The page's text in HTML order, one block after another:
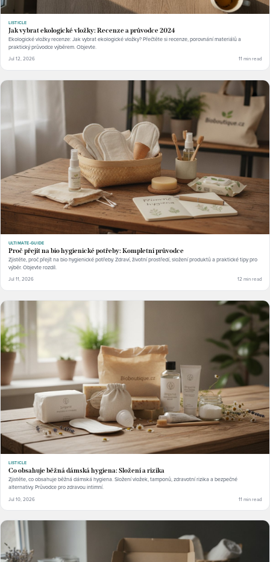
LISTICLE
Jak vybrat ekologické vložky: Recenze a průvodce 2024
Ekologické vložky recenze: Jak vybrat ekologické vložky? Přečtěte si recenze, porovnání materiálů a
praktický průvodce výběrem. Objevte.
Jul 12, 2026 11 min read
ULTIMATE-GUIDE
Proč přejít na bio hygienické potřeby: Kompletní průvodce
Zjistěte, proč přejít na bio hygienické potřeby. Zdraví, životní prostředí, složení produktů a praktické tipy pro
výběr. Objevte rozdíl.
Jul 11, 2026 12 min read
LISTICLE
Co obsahuje běžná dámská hygiena: Složení a rizika
Zjistěte, co obsahuje běžná dámská hygiena. Složení vložek, tamponů, zdravotní rizika a bezpečné
alternativy. Průvodce pro zdravou intimní.
Jul 10, 2026 11 min read